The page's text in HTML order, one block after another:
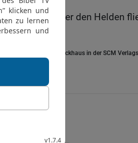
unter den Helden
der Herr[6].
© 2006 SCM R.Brockhaus in der SCM